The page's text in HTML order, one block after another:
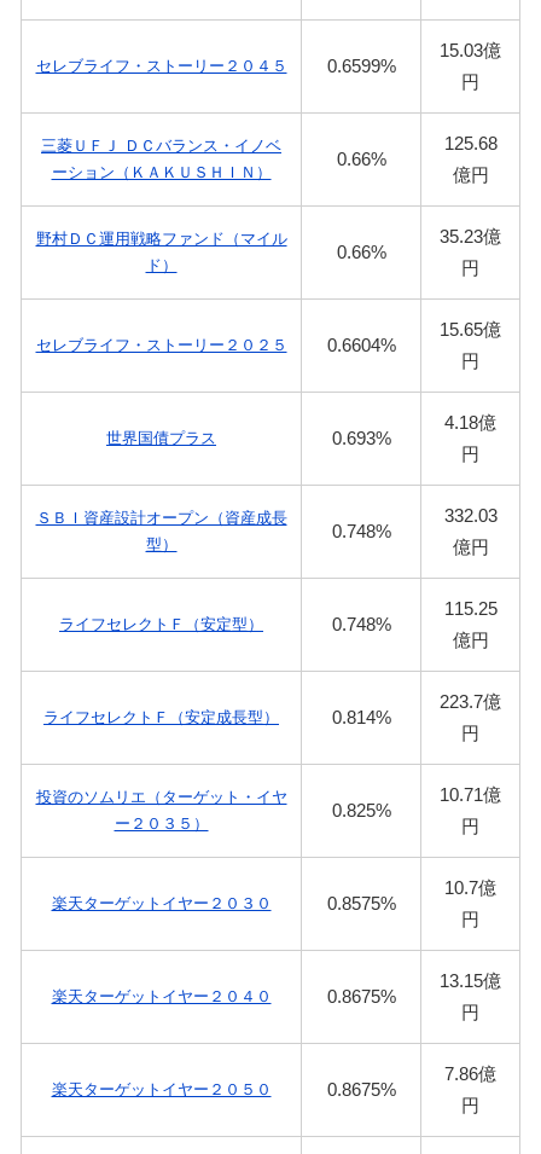
セレブライフ・ストーリー２０４５ 0.6599%
15.03億
円
三菱ＵＦＪ ＤＣバランス・イノベ
ーション（ＫＡＫＵＳＨＩＮ）
0.66%
125.68
億円
野村ＤＣ運用戦略ファンド（マイル
ド）
0.66%
35.23億
円
セレブライフ・ストーリー２０２５ 0.6604%
15.65億
円
世界国債プラス 0.693%
4.18億
円
ＳＢＩ資産設計オープン（資産成長
型）
0.748%
332.03
億円
ライフセレクトＦ（安定型） 0.748%
115.25
億円
ライフセレクトＦ（安定成長型） 0.814%
223.7億
円
投資のソムリエ（ターゲット・イヤ
ー２０３５）
0.825%
10.71億
円
楽天ターゲットイヤー２０３０ 0.8575%
10.7億
円
楽天ターゲットイヤー２０４０ 0.8675%
13.15億
円
楽天ターゲットイヤー２０５０ 0.8675%
7.86億
円